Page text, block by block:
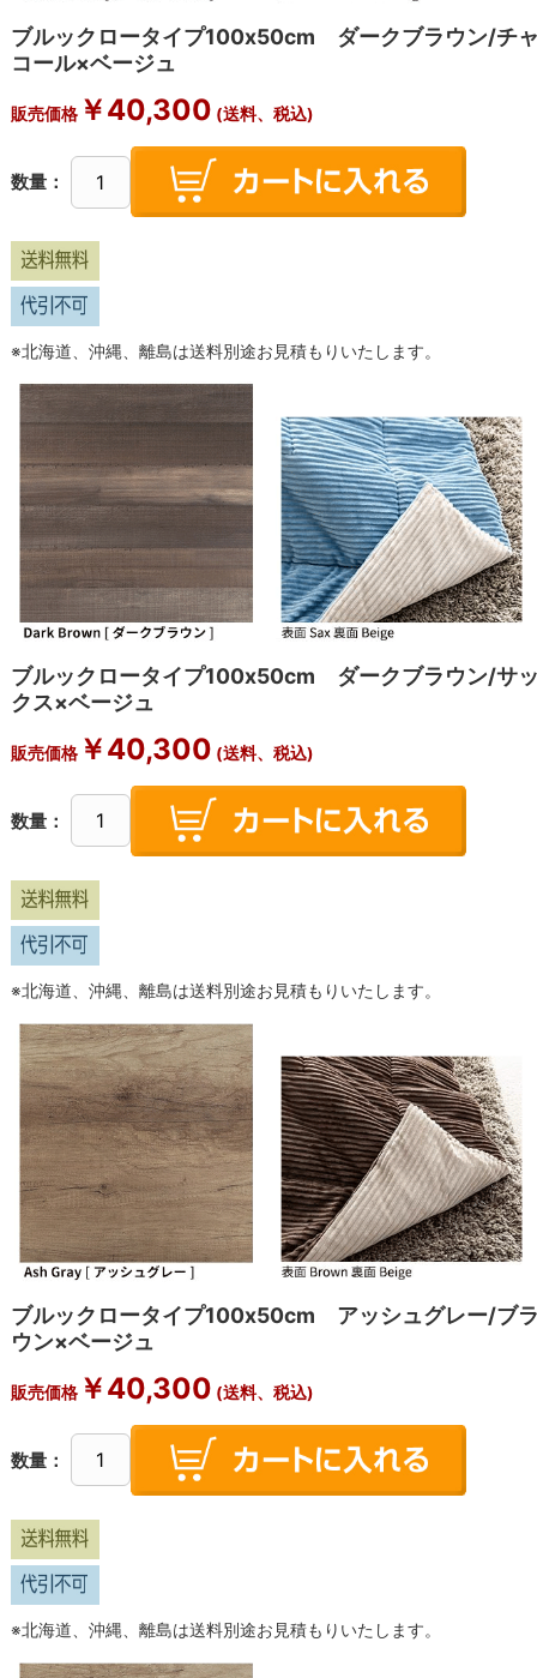
ブルックロータイプ100x50cm ダークブラウン/チ
コール×ベージュ
販売価格￥40,300 (送料、税込)
数量：
※北海道、沖縄、離島は送料別途お見積もりいたします。
ブルックロータイプ100x50cm ダークブラウン/サ
クス×ベージュ
販売価格￥40,300 (送料、税込)
数量：
※北海道、沖縄、離島は送料別途お見積もりいたします。
ブルックロータイプ100x50cm アッシュグレー/ブ
ウン×ベージュ
販売価格￥40,300 (送料、税込)
数量：
※北海道、沖縄、離島は送料別途お見積もりいたします。